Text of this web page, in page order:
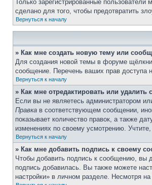
Только зарегистрированные
сделано для того, чтобы предотвратить
Вернуться к началу
» Как мне создать новую тему или
Для создания новой темы в форуме
сообщение. Перечень ваших прав
Вернуться к началу
» Как мне отредактировать или удалить
Если вы не являетесь администратором
Правка в соответствующем сообщении,
показывает количество правок, а также
изменениях по своему усмотрению.
Вернуться к началу
» Как мне добавить подпись к своему
Чтобы добавить подпись к сообщению, вы
подпись добавилась. Вы также можете
настройки» в личном разделе. Несмотря